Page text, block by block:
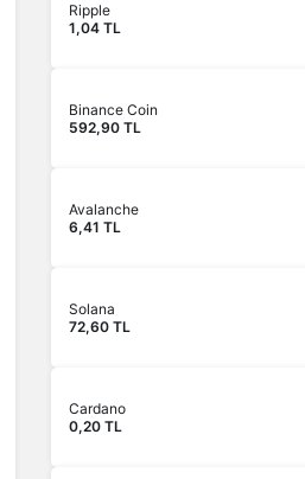
Ripple
1,04 TL
Binance Coin
592,90 TL
Avalanche
6,41 TL
Solana
72,60 TL
Cardano
0,20 TL